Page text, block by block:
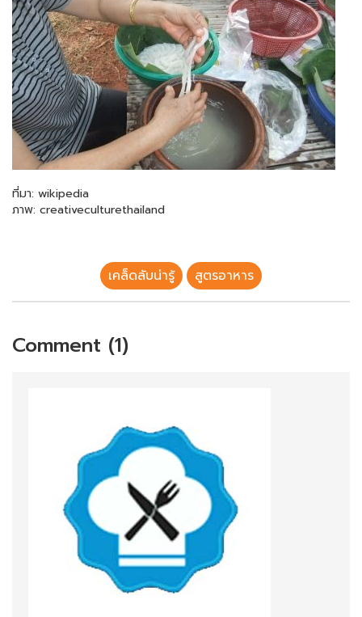
ที่มา: wikipedia
ภาพ: creativeculturethailand
เคล็ดลับน่ารู้ สูตรอาหาร
Comment (1)